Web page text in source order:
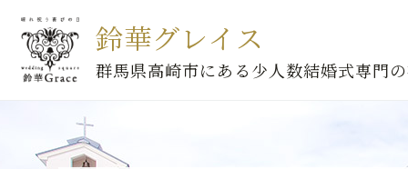
鈴華グレイス
群馬県高崎市にある少人数結婚式専門